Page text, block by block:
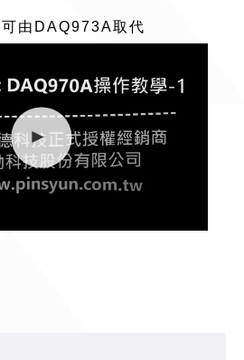
由DAQ973A取代